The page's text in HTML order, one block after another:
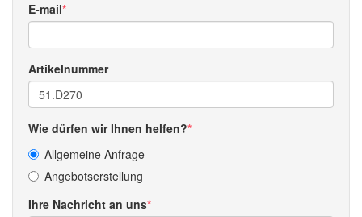
E-mail
Artikelnummer
Wie dürfen wir Ihnen helfen?
Allgemeine Anfrage
Angebotserstellung
Ihre Nachricht an uns